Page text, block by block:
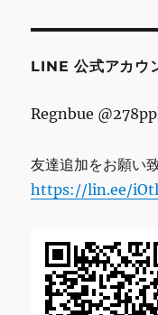
ス
LINE 公式アカウ
Regnbue
友達追加をお願い
https://lin.ee/